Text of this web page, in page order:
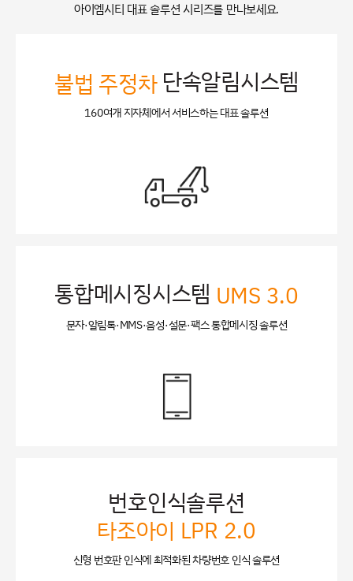
아이엠시티 대표 솔루션 시리즈를 만나보세요.
불법 주정차단속알림시스템
160여개 지자체에서 서비스하는 대표 솔루션
통합메시징시스템 UMS 3.0
문자·알림톡·MMS·음성·설문·팩스 통합메시징 솔루션
번호인식솔루션
타조아이 LPR 2.0
신형 번호판 인식에 최적화된 차량번호 인식 솔루션